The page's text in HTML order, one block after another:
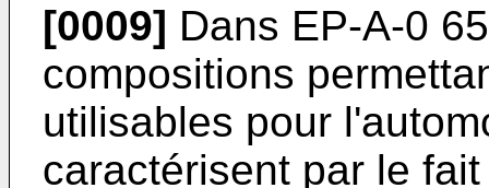
[0009] Dans EP-A-0
compositions
utilisables pour
caractérisent par le